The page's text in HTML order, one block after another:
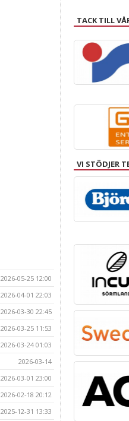
2026-05-25 12:00
2026-04-01 22:03
2026-03-30 22:45
2026-03-25 11:53
2026-03-24 01:03
2026-03-14
2026-03-01 23:00
2026-02-18 20:12
2025-12-31 13:33
TACK TILL
VI STÖDJER